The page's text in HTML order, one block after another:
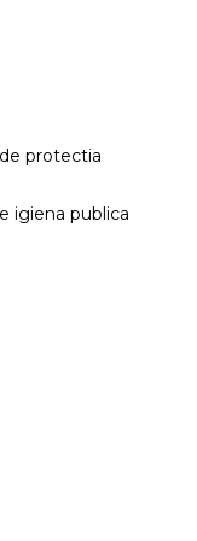
protectia
igiena publica